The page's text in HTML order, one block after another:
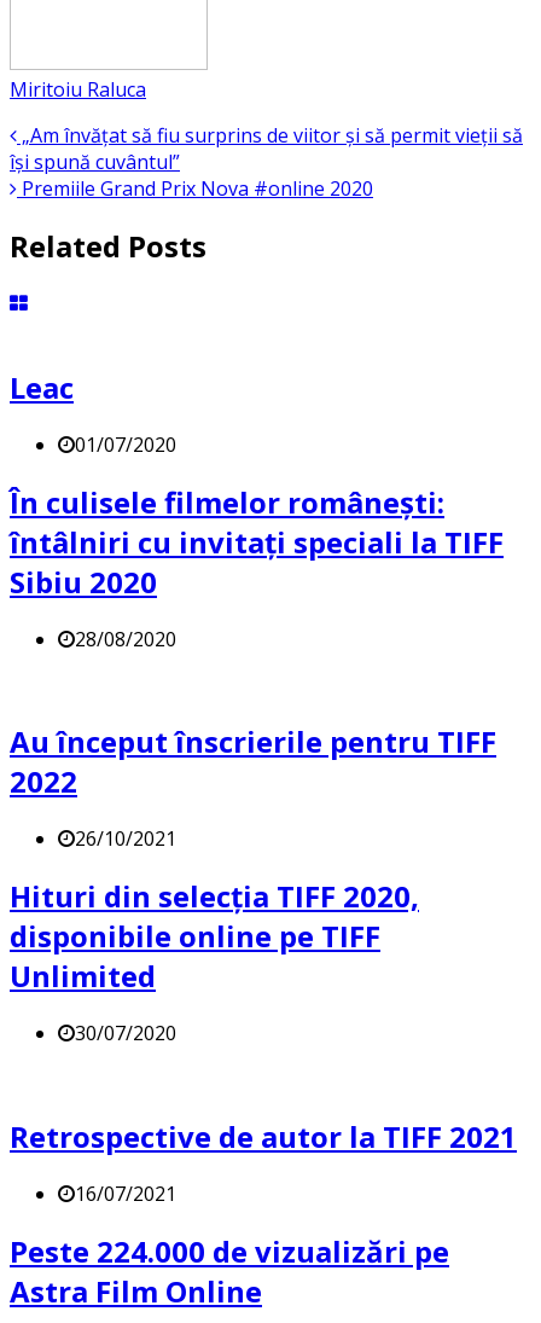
Miritoiu Raluca
„Am învățat să fiu surprins de viitor și să permit vieții să
își spună cuvântul”
Premiile Grand Prix Nova #online 2020
Related Posts
Leac
01/07/2020
În culisele filmelor românești:
întâlniri cu invitați speciali la TIFF
Sibiu 2020
28/08/2020
Au început înscrierile pentru TIFF
2022
26/10/2021
Hituri din selecția TIFF 2020,
disponibile online pe TIFF
Unlimited
30/07/2020
Retrospective de autor la TIFF 2021
16/07/2021
Peste 224.000 de vizualizări pe
Astra Film Online